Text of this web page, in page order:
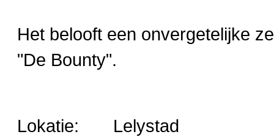
Het belooft een onvergetelijke
"De Bounty".
Lokatie: Lelystad